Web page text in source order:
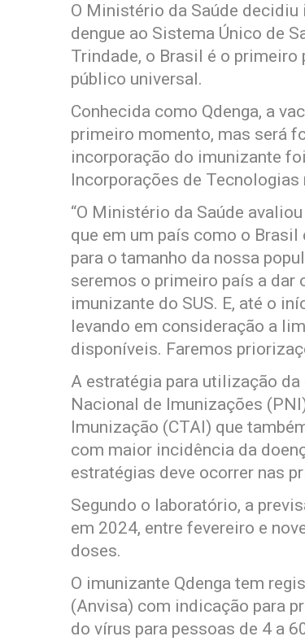
O Ministério da Saúde
dengue ao Sistema Único de
Trindade, o Brasil é o
público universal.
Conhecida como Qdenga, a
primeiro momento, mas será
incorporação do imunizante
Incorporações de Tecnologias
“O Ministério da Saúde
que em um país como o
para o tamanho da nossa
seremos o primeiro país a dar
imunizante do SUS. E, até o
levando em consideração a
disponíveis. Faremos
A estratégia para utilização
Nacional de Imunizações
Imunização (CTAI) que
com maior incidência da
estratégias deve ocorrer nas
Segundo o laboratório, a
em 2024, entre fevereiro e
doses.
O imunizante Qdenga tem
(Anvisa) com indicação para
do vírus para pessoas de 4 a